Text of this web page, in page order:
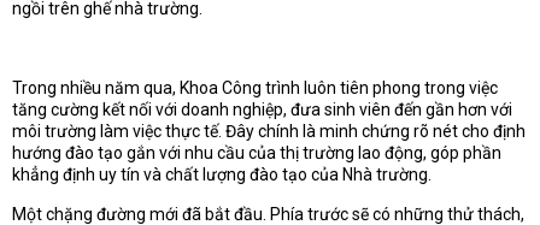
ngồi trên ghế nhà trường.
Trong nhiều năm qua, Khoa Công trình luôn tiên phong trong việc
tăng cường kết nối với doanh nghiệp, đưa sinh viên đến gần hơn với
môi trường làm việc thực tế. Đây chính là minh chứng rõ nét cho định
hướng đào tạo gắn với nhu cầu của thị trường lao động, góp phần
khẳng định uy tín và chất lượng đào tạo của Nhà trường.
Một chặng đường mới đã bắt đầu. Phía trước sẽ có những thử thách,